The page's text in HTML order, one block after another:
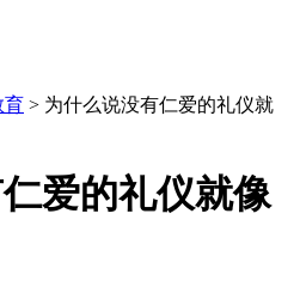
育 > 为什么说没有仁爱的礼仪就
爱的礼仪就像